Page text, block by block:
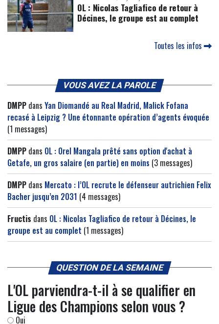
OL : Nicolas Tagliafico de retour à
Décines, le groupe est au complet
Toutes les infos
VOUS AVEZ LA PAROLE
DMPP dans Yan Diomandé au Real Madrid, Malick Fofana
recasé à Leipzig ? Une étonnante opération d’agents évoquée
(1 messages)
DMPP dans OL : Orel Mangala prêté sans option d'achat à
Getafe, un gros salaire (en partie) en moins (3 messages)
DMPP dans Mercato : l’OL recrute le défenseur autrichien Felix
Bacher jusqu’en 2031 (4 messages)
Fructis dans OL : Nicolas Tagliafico de retour à Décines, le
groupe est au complet (1 messages)
QUESTION DE LA SEMAINE
L'OL parviendra-t-il à se qualifier en
Ligue des Champions selon vous ?
Oui